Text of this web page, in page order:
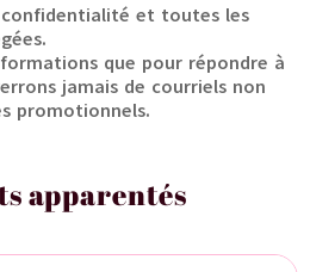
et toutes les
que pour répondre à
jamais de courriels non
promotionnels.
apparentés